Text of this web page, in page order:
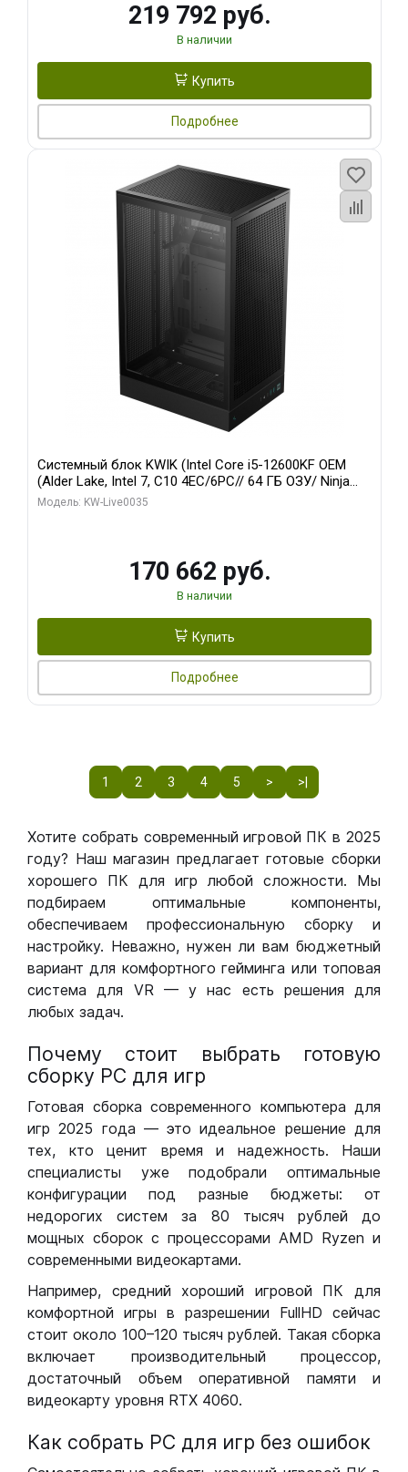
219 792 руб.
В наличии
Купить
Подробнее
Системный блок KWIK (Intel Core i5-12600KF OEM
(Alder Lake, Intel 7, C10 4EC/6PC// 64 ГБ ОЗУ/ Ninja
Sinotex GTX1650 4GB 128bit GDDR6 DVI DP HDMI 2/
Модель: KW-Live0035
170 662 руб.
В наличии
Купить
Подробнее
1 2 3 4 5 > >|
Хотите собрать современный игровой ПК в 2025
году? Наш магазин предлагает готовые сборки
хорошего ПК для игр любой сложности. Мы
подбираем оптимальные компоненты,
обеспечиваем профессиональную сборку и
настройку. Неважно, нужен ли вам бюджетный
вариант для комфортного гейминга или топовая
система для VR — у нас есть решения для
любых задач.
Почему стоит выбрать готовую
сборку РС для игр
Готовая сборка современного компьютера для
игр 2025 года — это идеальное решение для
тех, кто ценит время и надежность. Наши
специалисты уже подобрали оптимальные
конфигурации под разные бюджеты: от
недорогих систем за 80 тысяч рублей до
мощных сборок с процессорами AMD Ryzen и
современными видеокартами.
Например, средний хороший игровой ПК для
комфортной игры в разрешении FullHD сейчас
стоит около 100–120 тысяч рублей. Такая сборка
включает производительный процессор,
достаточный объем оперативной памяти и
видеокарту уровня RTX 4060.
Как собрать РС для игр без ошибок